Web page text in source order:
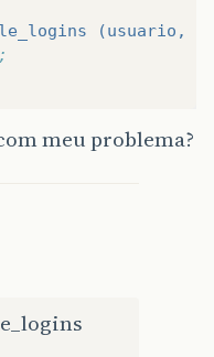
(usuario,
meu problema?